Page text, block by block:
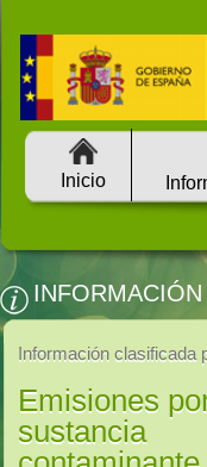
Inicio
Información clasificada
Emisiones
sustancia